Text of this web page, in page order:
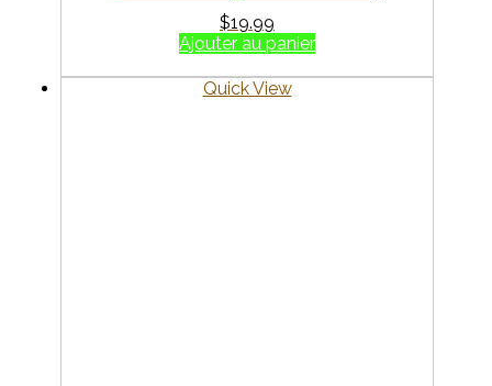
$19.99
Ajouter au panier
Quick View